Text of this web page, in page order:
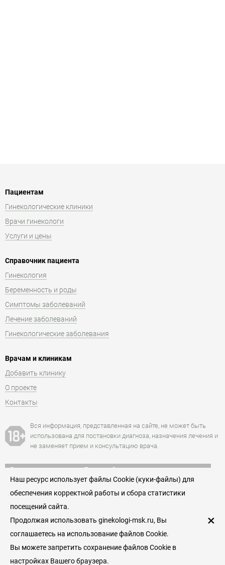
Пациентам
Гинекологические клиники
Врачи гинекологи
Услуги и цены
Справочник пациента
Гинекология
Беременность и роды
Симптомы заболеваний
Лечение заболеваний
Гинекологические заболевания
Врачам и клиникам
Добавить клинику
О проекте
Контакты
Вся информация, представленная на сайте, не может быть
использована для постановки диагноза, назначения лечения и
не заменяет прием и консультацию врача.
Есть противопоказания. Посоветуйтесь с врачом.
+7 (495) 021-55-66
Единая служба записи к гинекологам Москвы
Пользовательское соглашение
Гинекологи — служба поиска и записи к гинекологам
Москвы
Наш ресурс использует файлы Cookie (куки-файлы) для
обеспечения корректной работы и сбора статистики
посещений сайта.
Продолжая использовать ginekologi-msk.ru, Вы
соглашаетесь на использование файлов Cookie.
Вы можете запретить сохранение файлов Cookie в
настройках Вашего браузера.
×